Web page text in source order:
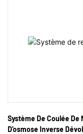
Système De Coulée
D'osmose Inverse